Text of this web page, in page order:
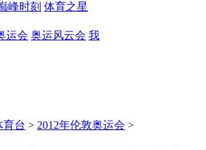
峰时刻 体育之星
运会 奥运风云会 我
育台 > 2012年伦敦奥运会 >